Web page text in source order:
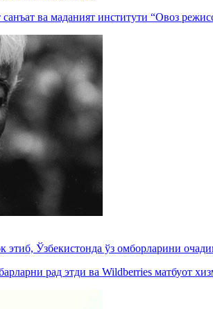
ва маданият институти “Овоз
этиб, Ўзбекистонда ўз омборларини
рад этди ва Wildberries матбуот